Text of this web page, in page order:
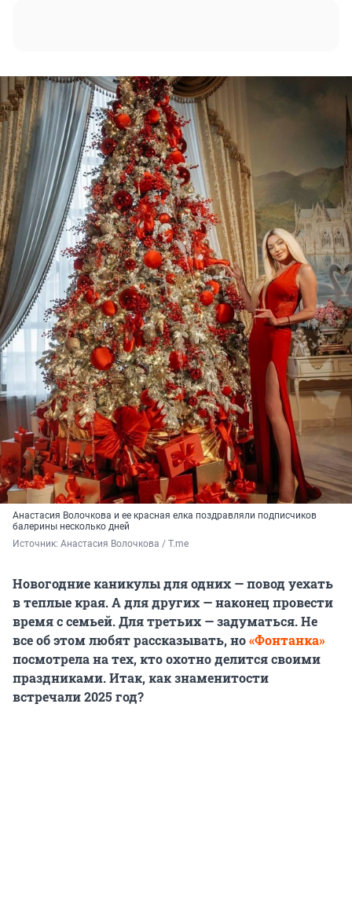
Анастасия Волочкова и ее красная елка поздравляли подписчиков
балерины несколько дней
Источник: Анастасия Волочкова / T.me
Новогодние каникулы для одних — повод уехать
в теплые края. А для других — наконец провести
время с семьей. Для третьих — задуматься. Не
все об этом любят рассказывать, но«Фонтанка»
посмотрела на тех, кто охотно делится своими
праздниками. Итак, как знаменитости
встречали 2025 год?